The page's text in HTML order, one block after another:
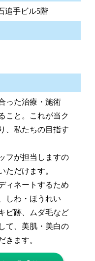
追手ビル5階
った治療・施術
こと。これが当ク
、私たちの目指す
フが担当しますの
ただけます。
ィネートするため
しわ・ほうれい
ビ跡、ムダ毛など
て、美肌・美白の
きます。